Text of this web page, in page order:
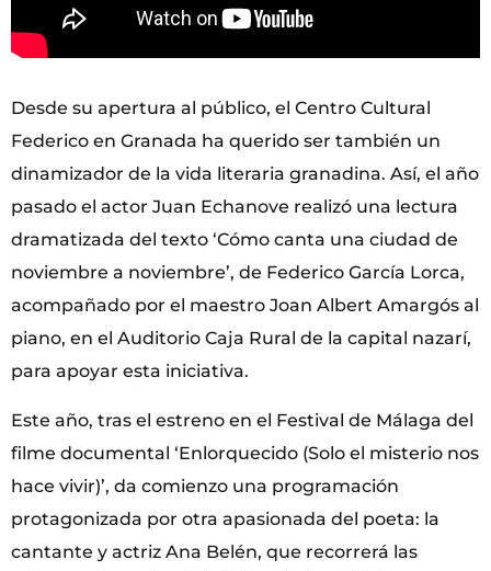
Desde su apertura al público, el Centro Cultural
Federico en Granada ha querido ser también un
dinamizador de la vida literaria granadina. Así, el año
pasado el actor Juan Echanove realizó una lectura
dramatizada del texto ‘Cómo canta una ciudad de
noviembre a noviembre’, de Federico García Lorca,
acompañado por el maestro Joan Albert Amargós al
piano, en el Auditorio Caja Rural de la capital nazarí,
para apoyar esta iniciativa.
Este año, tras el estreno en el Festival de Málaga del
filme documental ‘Enlorquecido (Solo el misterio nos
hace vivir)’, da comienzo una programación
protagonizada por otra apasionada del poeta: la
cantante y actriz Ana Belén, que recorrerá las